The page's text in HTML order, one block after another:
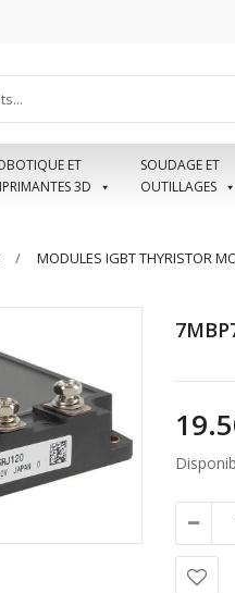
ET
3D
SOUDAGE ET
OUTILLAGES
MODULES IGBT THYRISTOR